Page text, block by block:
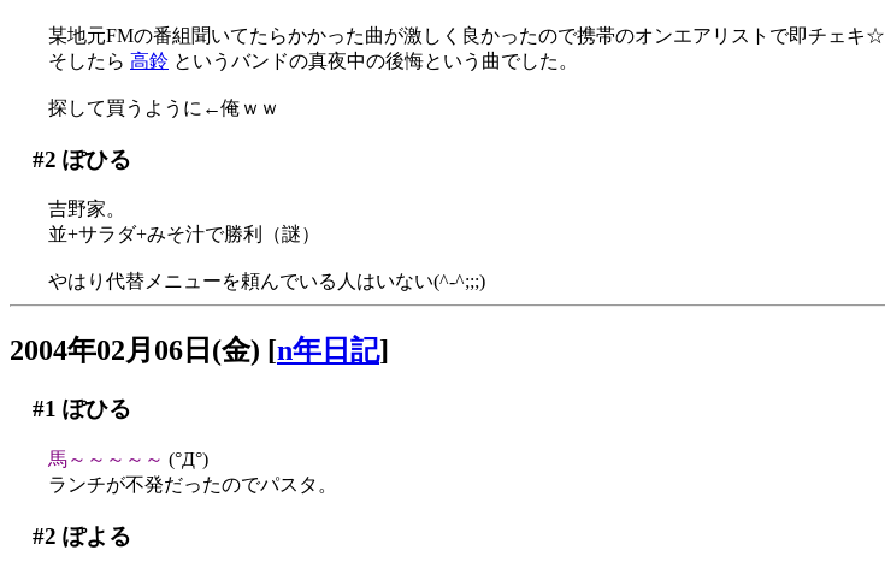
某地元FMの番組聞いてたらかかった曲が激しく良かったので携帯のオンエアリストで即チェキ☆
そしたら 高鈴 というバンドの真夜中の後悔という曲でした。
探して買うように←俺ｗｗ
#2 ぽひる
吉野家。
並+サラダ+みそ汁で勝利（謎）
やはり代替メニューを頼んでいる人はいない(^-^;;;)
2004年02月06日(金) [n年日記]
#1 ぽひる
馬～～～～～ (°Д°)
ランチが不発だったのでパスタ。
#2 ぽよる